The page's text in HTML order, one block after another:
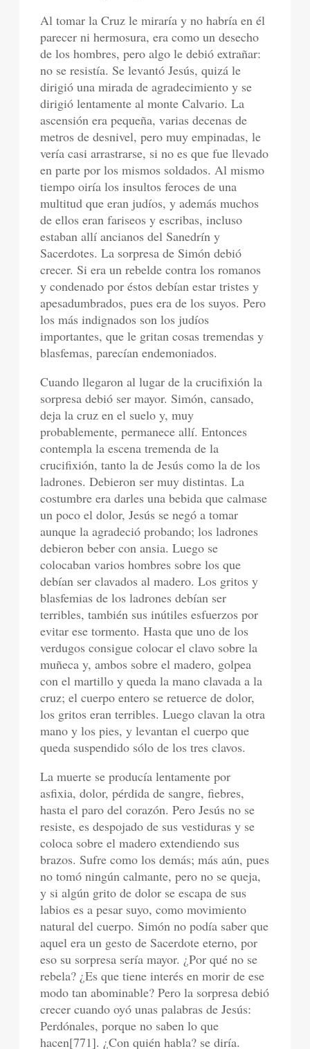
Al tomar la Cruz le miraría y no habría en él
parecer ni hermosura, era como un desecho
de los hombres, pero algo le debió extrañar:
no se resistía. Se levantó Jesús, quizá le
dirigió una mirada de agradecimiento y se
dirigió lentamente al monte Calvario. La
ascensión era pequeña, varias decenas de
metros de desnivel, pero muy empinadas, le
vería casi arrastrarse, si no es que fue llevado
en parte por los mismos soldados. Al mismo
tiempo oiría los insultos feroces de una
multitud que eran judíos, y además muchos
de ellos eran fariseos y escribas, incluso
estaban allí ancianos del Sanedrín y
Sacerdotes. La sorpresa de Simón debió
crecer. Si era un rebelde contra los romanos
y condenado por éstos debían estar tristes y
apesadumbrados, pues era de los suyos. Pero
los más indignados son los judíos
importantes, que le gritan cosas tremendas y
blasfemas, parecían endemoniados.
Cuando llegaron al lugar de la crucifixión la
sorpresa debió ser mayor. Simón, cansado,
deja la cruz en el suelo y, muy
probablemente, permanece allí. Entonces
contempla la escena tremenda de la
crucifixión, tanto la de Jesús como la de los
ladrones. Debieron ser muy distintas. La
costumbre era darles una bebida que calmase
un poco el dolor, Jesús se negó a tomar
aunque la agradeció probando; los ladrones
debieron beber con ansia. Luego se
colocaban varios hombres sobre los que
debían ser clavados al madero. Los gritos y
blasfemias de los ladrones debían ser
terribles, también sus inútiles esfuerzos por
evitar ese tormento. Hasta que uno de los
verdugos consigue colocar el clavo sobre la
muñeca y, ambos sobre el madero, golpea
con el martillo y queda la mano clavada a la
cruz; el cuerpo entero se retuerce de dolor,
los gritos eran terribles. Luego clavan la otra
mano y los pies, y levantan el cuerpo que
queda suspendido sólo de los tres clavos.
La muerte se producía lentamente por
asfixia, dolor, pérdida de sangre, fiebres,
hasta el paro del corazón. Pero Jesús no se
resiste, es despojado de sus vestiduras y se
coloca sobre el madero extendiendo sus
brazos. Sufre como los demás; más aún, pues
no tomó ningún calmante, pero no se queja,
y si algún grito de dolor se escapa de sus
labios es a pesar suyo, como movimiento
natural del cuerpo. Simón no podía saber que
aquel era un gesto de Sacerdote eterno, por
eso su sorpresa sería mayor. ¿Por qué no se
rebela? ¿Es que tiene interés en morir de ese
modo tan abominable? Pero la sorpresa debió
crecer cuando oyó unas palabras de Jesús:
Perdónales, porque no saben lo que
hacen[771]. ¿Con quién habla? se diría.